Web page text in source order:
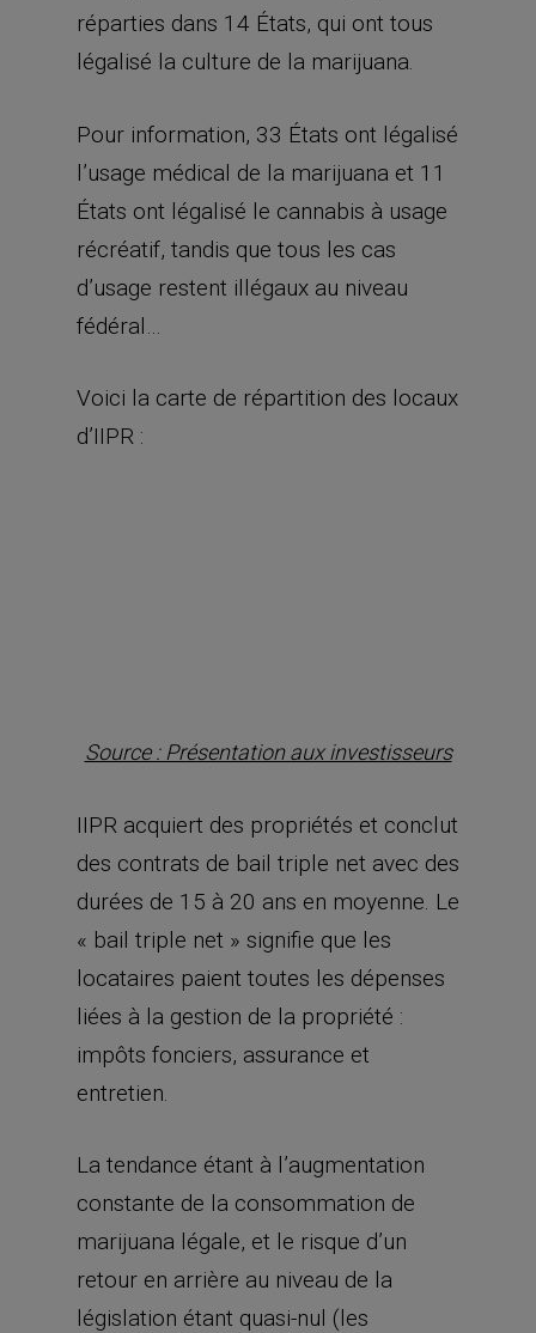
réparties dans 14 États, qui ont tous
légalisé la culture de la marijuana.
Pour information, 33 États ont légalisé
l’usage médical de la marijuana et 11
États ont légalisé le cannabis à usage
récréatif, tandis que tous les cas
d’usage restent illégaux au niveau
fédéral…
Voici la carte de répartition des locaux
d’IIPR :
durées de 15 à 20 ans en moyenne. Le
locataires paient toutes les dépenses
liées à la gestion de la propriété :
impôts fonciers, assurance et
entretien.
La tendance étant à l’augmentation
constante de la consommation de
marijuana légale, et le risque d’un
législation étant quasi-nul (les
découvertes médicales allant dans le
sens des bienfaits du cannabis étant
de plus en plus nombreuses), la forte
croissance d’IIPR devrait se